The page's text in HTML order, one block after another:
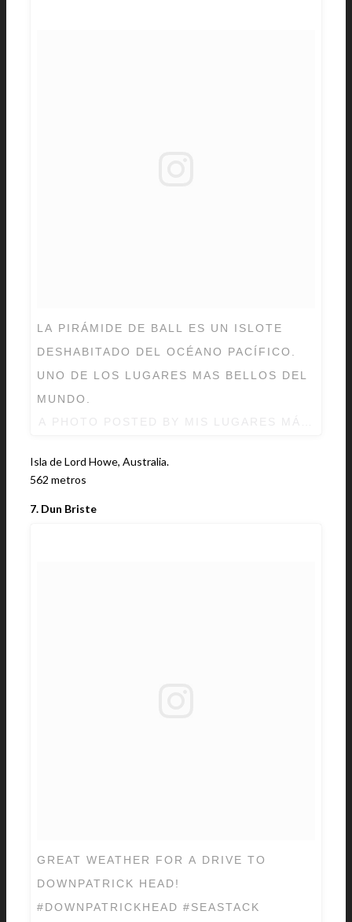
LA PIRÁMIDE DE BALL ES UN ISLOTE
DESHABITADO DEL OCÉANO PACÍFICO.
UNO DE LOS LUGARES MAS BELLOS DEL
MUNDO.
Isla de Lord Howe, Australia.
562 metros
7. Dun Briste
GREAT WEATHER FOR A DRIVE TO
DOWNPATRICK HEAD!
#DOWNPATRICKHEAD #SEASTACK